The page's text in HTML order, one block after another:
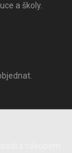
a školy.